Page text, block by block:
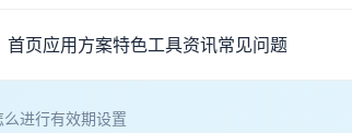
首页应用方案特色工具资讯常见问题
进行有效期设置